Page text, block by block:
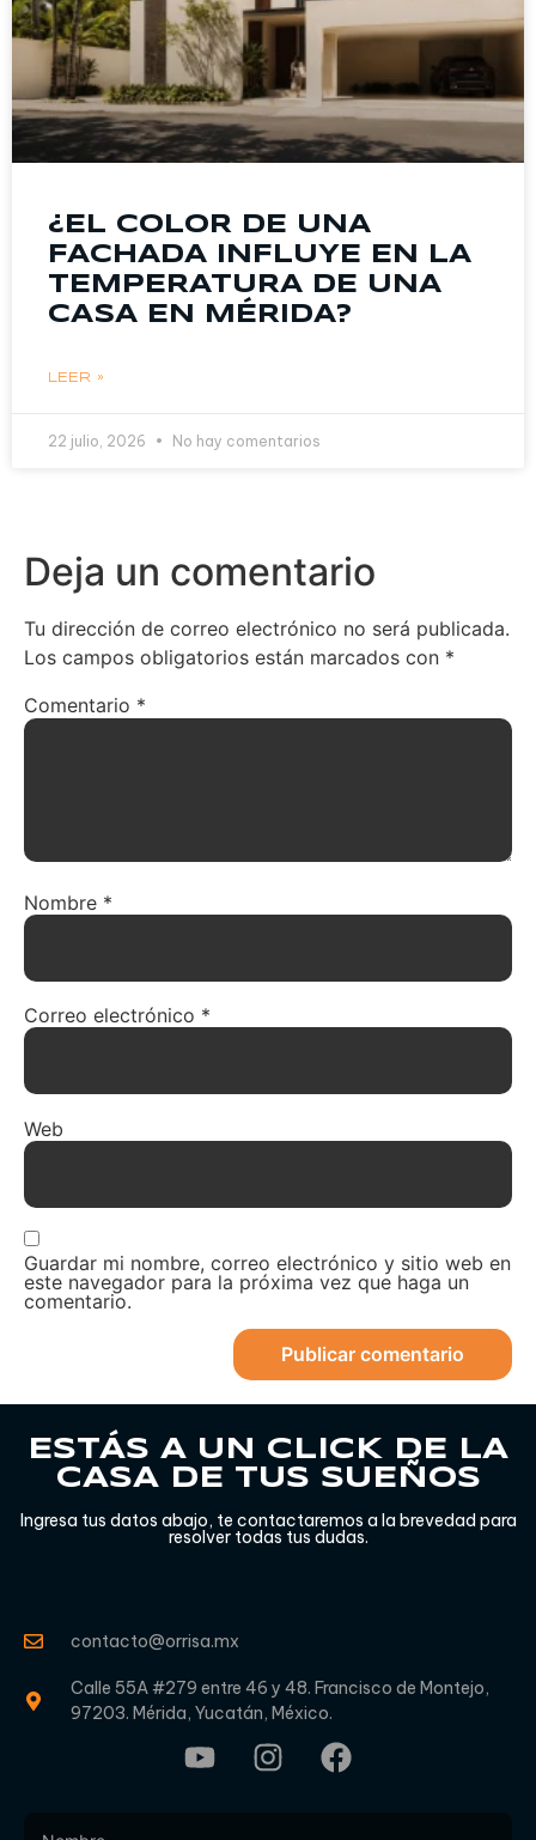
¿EL COLOR DE UNA
FACHADA INFLUYE EN LA
TEMPERATURA DE UNA
CASA EN MÉRIDA?
LEER »
22 julio, 2026 No hay comentarios
Deja un comentario
Tu dirección de correo electrónico no será publicada.
Los campos obligatorios están marcados con *
Comentario *
Nombre *
Correo electrónico *
Web
Guardar mi nombre, correo electrónico y sitio web en
este navegador para la próxima vez que haga un
comentario.
ESTÁS A UN CLICK DE LA
CASA DE TUS SUEÑOS
Ingresa tus datos abajo, te contactaremos a la brevedad para
resolver todas tus dudas.
contacto@orrisa.mx
Calle 55A #279 entre 46 y 48. Francisco de Montejo,
97203. Mérida, Yucatán, México.